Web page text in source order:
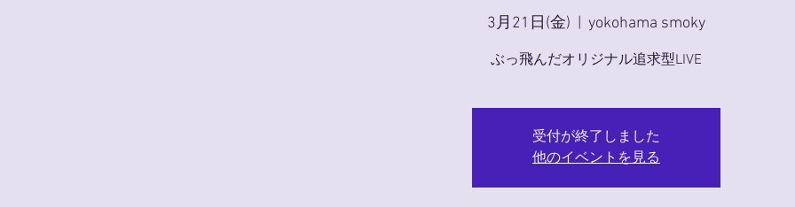
3月21日(金) yokohama smoky
ぶっ飛んだオリジナル追求型LIVE
受付が終了しました
他のイベントを見る